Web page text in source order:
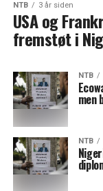
NTB 3 år siden
USA og
fremstøt i
NTB
men
NTB